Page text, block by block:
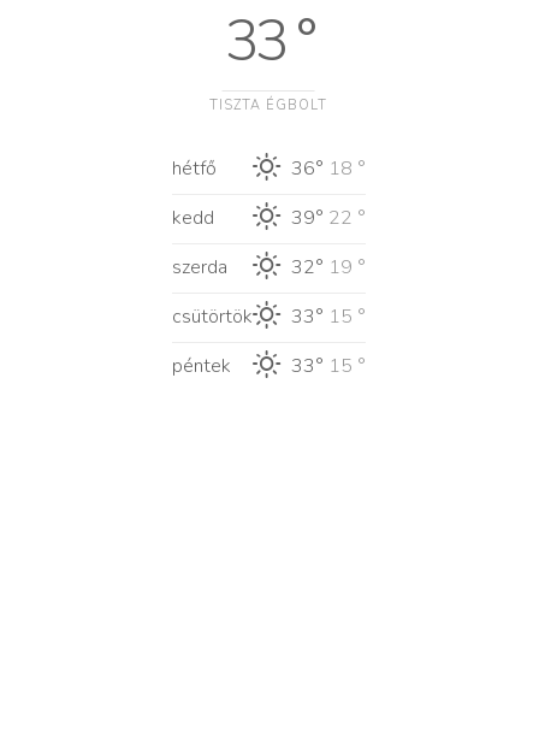
33 °
TISZTA ÉGBOLT
hétfő 36° 18 °
kedd
39° 22 °
szerda
32° 19 °
csütörtök
33° 15 °
péntek
33° 15 °